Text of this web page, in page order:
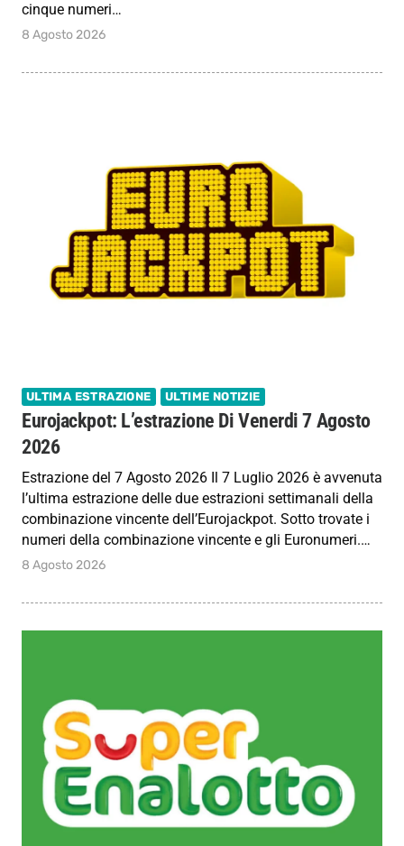
cinque numeri…
8 Agosto 2026
ULTIMA ESTRAZIONE ULTIME NOTIZIE
Eurojackpot: L’estrazione Di Venerdi 7 Agosto
2026
Estrazione del 7 Agosto 2026 Il 7 Luglio 2026 è avvenuta
l’ultima estrazione delle due estrazioni settimanali della
combinazione vincente dell’Eurojackpot. Sotto trovate i
numeri della combinazione vincente e gli Euronumeri.…
8 Agosto 2026